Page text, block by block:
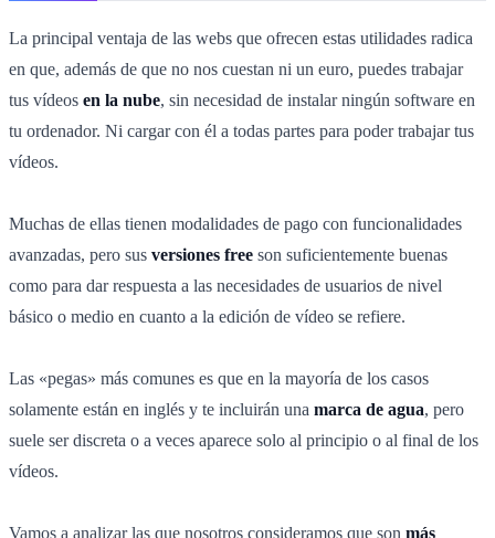
La principal ventaja de las webs que ofrecen estas utilidades radica
en que, además de que no nos cuestan ni un euro, puedes trabajar
tus vídeos en la nube, sin necesidad de instalar ningún software en
tu ordenador. Ni cargar con él a todas partes para poder trabajar tus
vídeos.
Muchas de ellas tienen modalidades de pago con funcionalidades
avanzadas, pero sus versiones free son suficientemente buenas
como para dar respuesta a las necesidades de usuarios de nivel
básico o medio en cuanto a la edición de vídeo se refiere.
Las «pegas» más comunes es que en la mayoría de los casos
solamente están en inglés y te incluirán una marca de agua, pero
suele ser discreta o a veces aparece solo al principio o al final de los
vídeos.
Vamos a analizar las que nosotros consideramos que son más